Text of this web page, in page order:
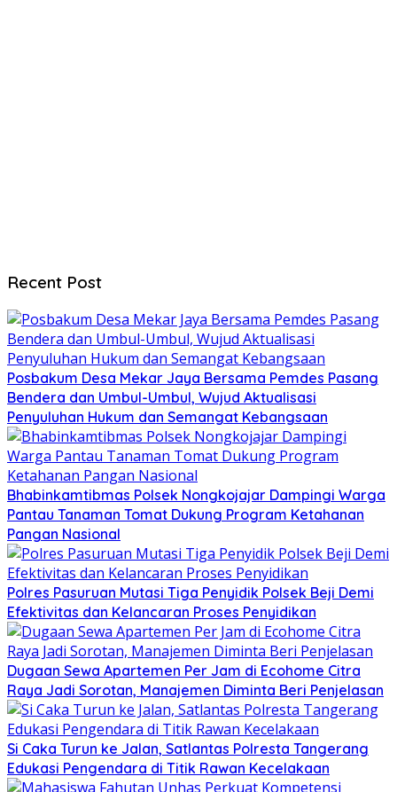
Recent Post
Posbakum Desa Mekar Jaya Bersama Pemdes Pasang
Bendera dan Umbul-Umbul, Wujud Aktualisasi
Penyuluhan Hukum dan Semangat Kebangsaan
Bhabinkamtibmas Polsek Nongkojajar Dampingi Warga
Pantau Tanaman Tomat Dukung Program Ketahanan
Pangan Nasional
Polres Pasuruan Mutasi Tiga Penyidik Polsek Beji Demi
Efektivitas dan Kelancaran Proses Penyidikan
Dugaan Sewa Apartemen Per Jam di Ecohome Citra
Raya Jadi Sorotan, Manajemen Diminta Beri Penjelasan
Si Caka Turun ke Jalan, Satlantas Polresta Tangerang
Edukasi Pengendara di Titik Rawan Kecelakaan